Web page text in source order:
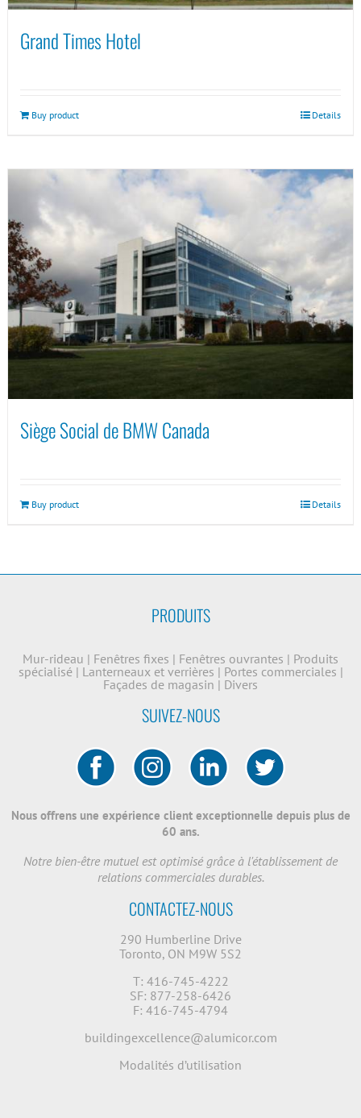
Grand Times Hotel
Buy product Details
Siège Social de BMW Canada
Buy product Details
PRODUITS
Mur-rideau | Fenêtres fixes | Fenêtres ouvrantes | Produits
spécialisé | Lanterneaux et verrières | Portes commerciales |
Façades de magasin | Divers
SUIVEZ-NOUS
Nous offrens une expérience client exceptionnelle depuis plus de
60 ans.
Notre bien-être mutuel est optimisé grâce à l'établissement de
relations commerciales durables.
CONTACTEZ-NOUS
290 Humberline Drive
Toronto, ON M9W 5S2
T: 416-745-4222
SF: 877-258-6426
F: 416-745-4794
buildingexcellence@alumicor.com
Modalités d’utilisation